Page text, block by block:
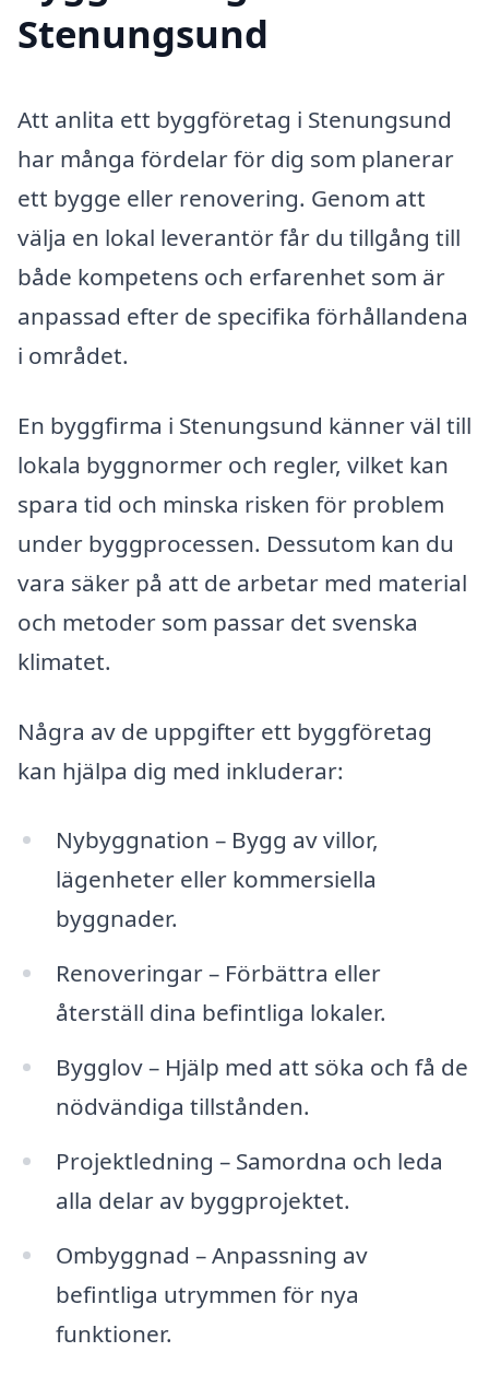
Stenungsund
Att anlita ett byggföretag i Stenungsund
har många fördelar för dig som planerar
ett bygge eller renovering. Genom att
välja en lokal leverantör får du tillgång till
både kompetens och erfarenhet som är
anpassad efter de specifika förhållandena
i området.
En byggfirma i Stenungsund känner väl till
lokala byggnormer och regler, vilket kan
spara tid och minska risken för problem
under byggprocessen. Dessutom kan du
vara säker på att de arbetar med material
och metoder som passar det svenska
klimatet.
Några av de uppgifter ett byggföretag
kan hjälpa dig med inkluderar:
Nybyggnation – Bygg av villor,
lägenheter eller kommersiella
byggnader.
Renoveringar – Förbättra eller
återställ dina befintliga lokaler.
Bygglov – Hjälp med att söka och få de
nödvändiga tillstånden.
Projektledning – Samordna och leda
alla delar av byggprojektet.
Ombyggnad – Anpassning av
befintliga utrymmen för nya
funktioner.